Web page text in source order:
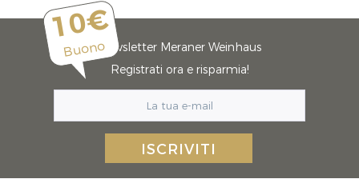
10€
BuonoNewsletter Meraner Weinhaus
Registrati ora e risparmia!
ISCRIVITI